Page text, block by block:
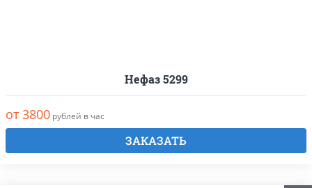
Нефаз 5299
от 3800 рублей в час
ЗАКАЗАТЬ